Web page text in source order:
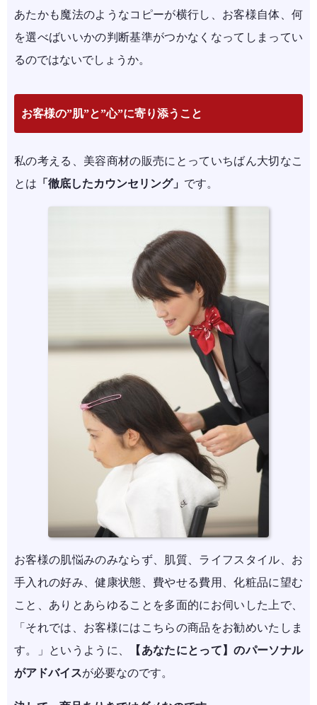
あたかも魔法のようなコピーが横行し、お客様自体、何
を選べばいいかの判断基準がつかなくなってしまってい
るのではないでしょうか。
お客様の”肌”と”心”に寄り添うこと
私の考える、美容商材の販売にとっていちばん大切なこ
とは 「徹底したカウンセリング」 です。
お客様の肌悩みのみならず、肌質、ライフスタイル、お
手入れの好み、健康状態、費やせる費用、化粧品に望む
こと、ありとあらゆることを多面的にお伺いした上で、
「それでは、お客様にはこちらの商品をお勧めいたしま
す。」というように、
【あなたにとって】のパーソナル
がアドバイスが必要なのです。